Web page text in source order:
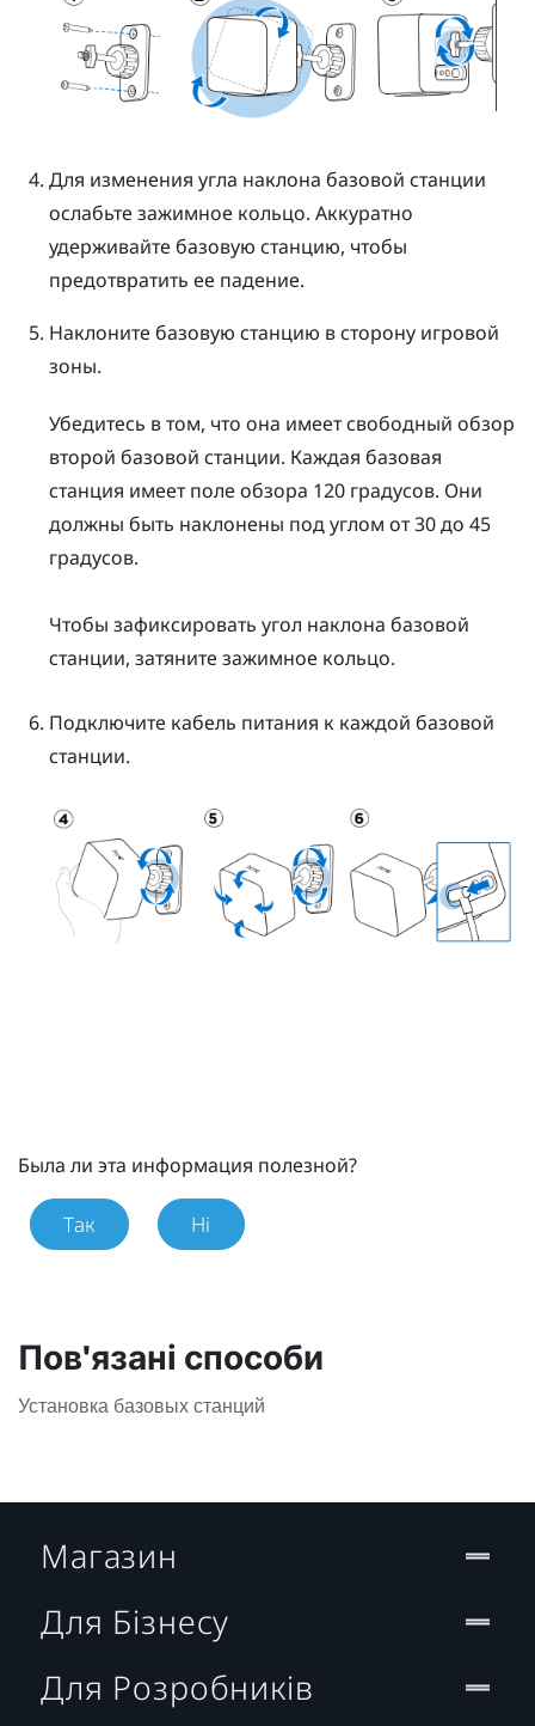
Для изменения угла наклона базовой станции
ослабьте зажимное кольцо. Аккуратно
удерживайте базовую станцию, чтобы
предотвратить ее падение.
Наклоните базовую станцию в сторону игровой
зоны.
Убедитесь в том, что она имеет свободный обзор
второй базовой станции. Каждая базовая
станция имеет поле обзора 120 градусов. Они
должны быть наклонены под углом от 30 до 45
градусов.
Чтобы зафиксировать угол наклона базовой
станции, затяните зажимное кольцо.
Подключите кабель питания к каждой базовой
станции.
Была ли эта информация полезной?
Так Ні
Пов'язані способи
Установка базовых станций
Магазин
Для Бізнесу
Для Розробників